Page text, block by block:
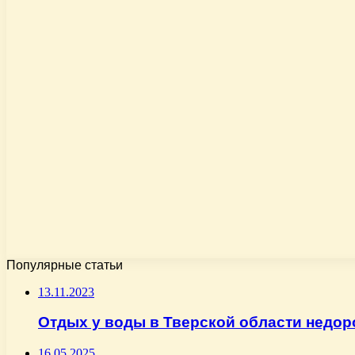
Популярные статьи
13.11.2023
Отдых у воды в Тверской области